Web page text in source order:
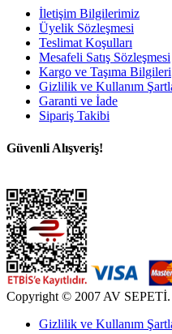
İletişim Bilgilerimiz
Üyelik Sözleşmesi
Teslimat Koşulları
Mesafeli Satış Sözleşmesi
Kargo ve Taşıma Bilgileri
Gizlilik ve Kullanım
Garanti ve İade
Sipariş Takibi
Güvenli Alışveriş!
Copyright © 2007 AV SEPETİ.
Gizlilik ve Kullanım